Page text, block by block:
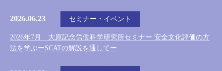
2026.06.23 セミナー・イベント
2026年7月 大原記念労働科学研究所セミナー 安全文化評価の方
法を学ぶーSCATの解説を通してー